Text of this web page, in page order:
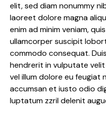
elit, sed diam nonummy
laoreet dolore magna
enim ad minim veniam,
ullamcorper suscipit
commodo consequat.
hendrerit in vulputate
vel illum dolore eu feugiat
accumsan et iusto odio
luptatum zzril delenit